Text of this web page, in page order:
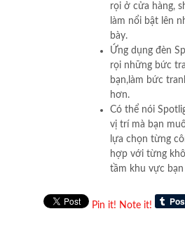
rọi ở cửa hàng,
làm nổi bật lên
bày.
Ứng dụng đèn
rọi những bức
bạn,làm bức
hơn.
Có thể nói
vị trí mà bạn
lựa chọn từng
hợp với từng
tầm khu vực
Pin it! Note it!